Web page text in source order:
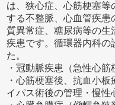
は、狭心症、心筋梗塞等
する不整脈、心血管疾患
質異常症、糖尿病等の生
疾患です。循環器内科の
た。
・冠動脈疾患（急性心筋
・心筋梗塞後、抗血小
イパス術後の管理・慢性